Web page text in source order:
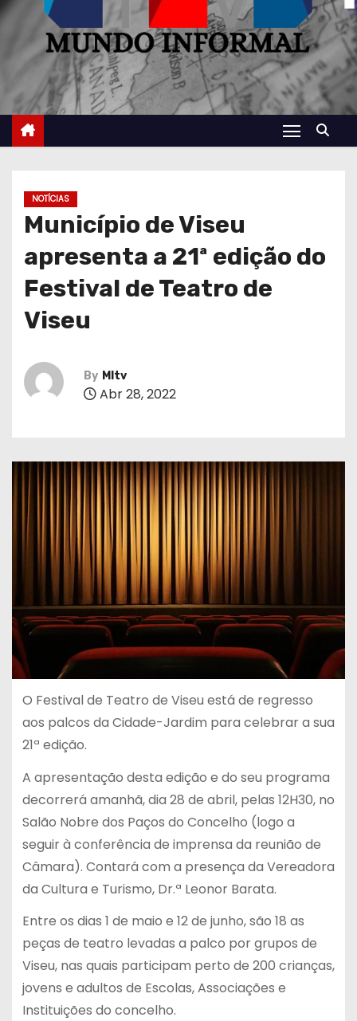
NOTÍCIAS
Município de Viseu
apresenta a 21ª edição do
Festival de Teatro de
Viseu
By MItv
Abr 28, 2022
O Festival de Teatro de Viseu está de regresso
aos palcos da Cidade-Jardim para celebrar a sua
21ª edição.
A apresentação desta edição e do seu programa
decorrerá amanhã, dia 28 de abril, pelas 12H30, no
Salão Nobre dos Paços do Concelho (logo a
seguir à conferência de imprensa da reunião de
Câmara). Contará com a presença da Vereadora
da Cultura e Turismo, Dr.ª Leonor Barata.
Entre os dias 1 de maio e 12 de junho, são 18 as
peças de teatro levadas a palco por grupos de
Viseu, nas quais participam perto de 200 crianças,
jovens e adultos de Escolas, Associações e
Instituições do concelho.